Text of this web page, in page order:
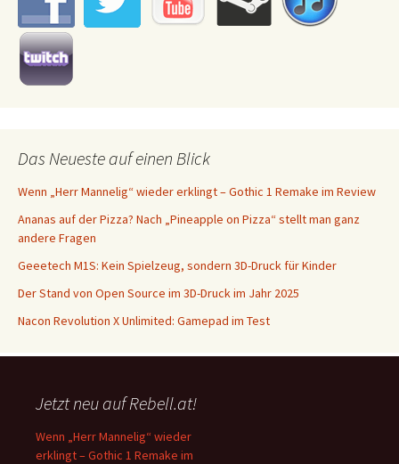
Das Neueste auf einen Blick
Wenn „Herr Mannelig“ wieder erklingt – Gothic 1 Remake im Review
Ananas auf der Pizza? Nach „Pineapple on Pizza“ stellt man ganz
andere Fragen
Geeetech M1S: Kein Spielzeug, sondern 3D-Druck für Kinder
Der Stand von Open Source im 3D-Druck im Jahr 2025
Nacon Revolution X Unlimited: Gamepad im Test
Jetzt neu auf Rebell.at!
Wenn „Herr Mannelig“ wieder
erklingt – Gothic 1 Remake im